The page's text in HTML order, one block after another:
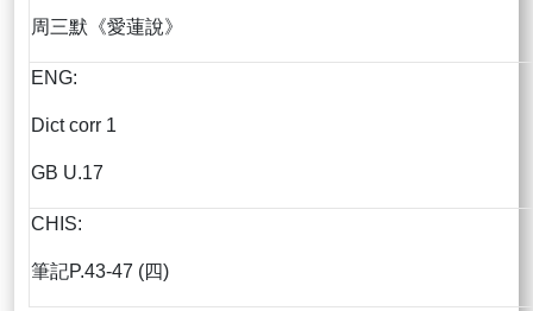
周三默《愛蓮說》
ENG:
Dict corr 1
GB U.17
CHIS:
筆記P.43-47 (四)